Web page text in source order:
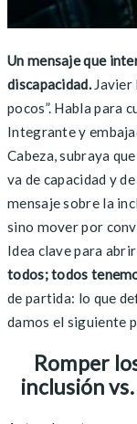
Un mensaje que
discapacidad. Javier
pocos”. Habla para
Integrante y
Cabeza, subraya
va de capacidad y
mensaje sobre la
sino mover por
Idea clave para
todos; todos
de partida: lo que
damos el siguiente
Romper
inclusión